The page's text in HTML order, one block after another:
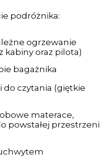
podróżnika:
ogrzewanie
kabiny oraz pilota)
bagażnika
do czytania (giętkie
materace,
powstałej przestrzeni